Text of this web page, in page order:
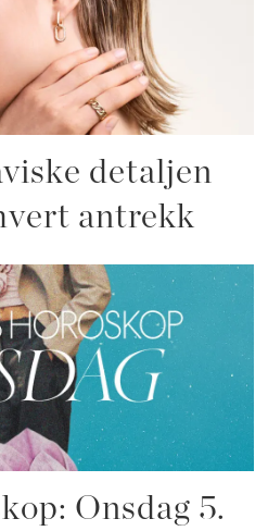
detaljen
antrekk
Onsdag 5.